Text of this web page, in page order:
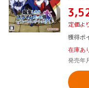
定価よ
獲得ポ
在庫あ
発売年